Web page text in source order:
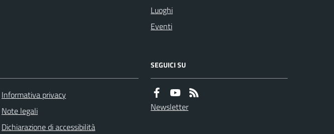
Luoghi
Eventi
Informativa privacy
Note legali
Dichiarazione di accessibilità
SEGUICI SU
Newsletter